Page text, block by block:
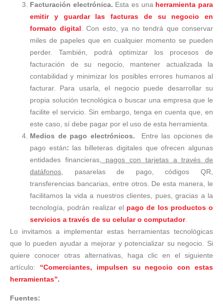
Facturación electrónica. Esta es una herramienta para
emitir y guardar las facturas de su negocio en
formato digital . Con esto, ya no tendrá que conservar
miles de papeles que en cualquier momento se pueden
perder. También, podrá optimizar los procesos de
facturación de su negocio, mantener actualizada la
contabilidad y minimizar los posibles errores humanos al
facturar. Para usarla, el negocio puede desarrollar su
propia solución tecnológica o buscar una empresa que le
facilite el servicio. Sin embargo, tenga en cuenta que, en
este caso, sí debe pagar por el uso de esta herramienta.
Medios de pago electrónicos.
Entre las opciones de
pago están: las billeteras digitales que ofrecen algunas
entidades financieras,
pagos con tarjetas a través de
datáfonos,
pasarelas de pago, códigos QR,
transferencias bancarias, entre otros. De esta manera, le
facilitamos la vida a nuestros clientes, pues, gracias a la
tecnología, podrán realizar el pago de los productos o
servicios a través de su celular o computador.
Lo invitamos a implementar estas herramientas tecnológicas
que lo pueden ayudar a mejorar y potencializar su negocio. Si
quiere conocer otras alternativas, haga clic en el siguiente
artículo: “Comerciantes, impulsen su negocio con estas
herramientas”.
Fuentes: